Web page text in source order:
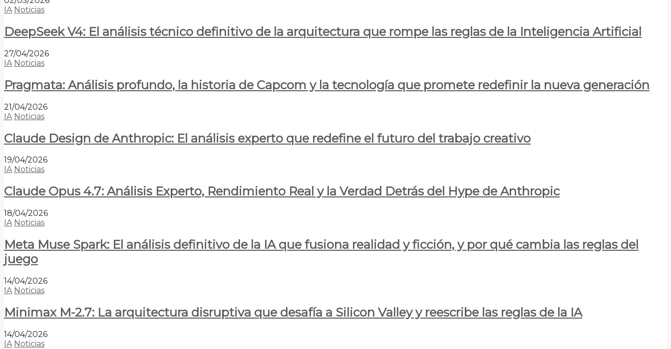
IA Noticias
DeepSeek V4: El análisis técnico definitivo de la arquitectura que rompe las reglas de la Inteligencia Artificial
27/04/2026
IA Noticias
Pragmata: Análisis profundo, la historia de Capcom y la tecnología que promete redefinir la nueva generación
21/04/2026
IA Noticias
Claude Design de Anthropic: El análisis experto que redefine el futuro del trabajo creativo
19/04/2026
IA Noticias
Claude Opus 4.7: Análisis Experto, Rendimiento Real y la Verdad Detrás del Hype de Anthropic
18/04/2026
IA Noticias
Meta Muse Spark: El análisis definitivo de la IA que fusiona realidad y ficción, y por qué cambia las reglas del
juego
14/04/2026
IA Noticias
Minimax M-2.7: La arquitectura disruptiva que desafía a Silicon Valley y reescribe las reglas de la IA
14/04/2026
IA Noticias